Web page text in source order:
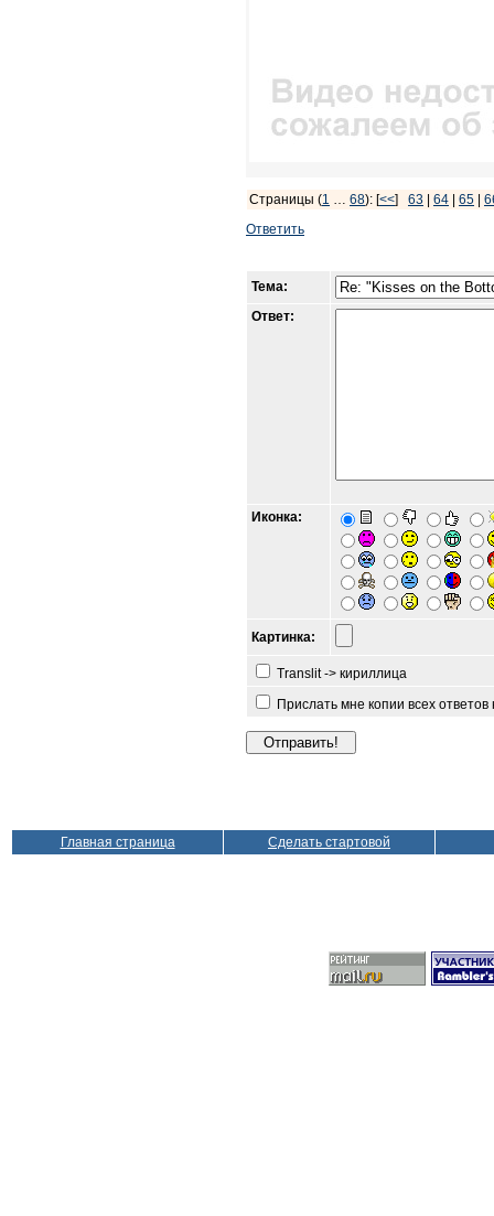
Страницы (1 … 68): [<<] 63 64 65
Ответить
Тема:
Ответ:
Иконка:
Картинка:
Translit -> кириллица
Прислать мне копии всех
Главная страница Сделать стартовой